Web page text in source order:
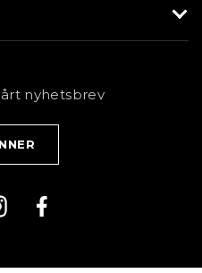
nyhetsbrev